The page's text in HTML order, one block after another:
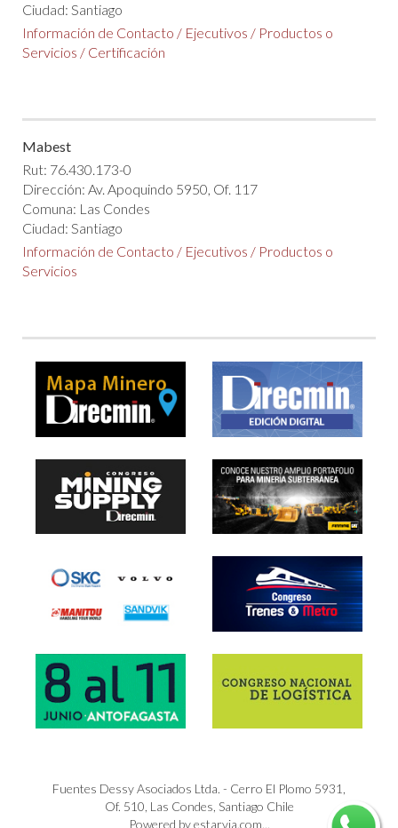
Ciudad: Santiago
Información de Contacto / Ejecutivos / Productos o
Servicios / Certificación
Mabest
Rut: 76.430.173-0
Dirección: Av. Apoquindo 5950, Of. 117
Comuna: Las Condes
Ciudad: Santiago
Información de Contacto / Ejecutivos / Productos o
Servicios
Fuentes Dessy Asociados Ltda. - Cerro El Plomo 5931,
Of. 510, Las Condes, Santiago Chile
Powered by estarvia.com...